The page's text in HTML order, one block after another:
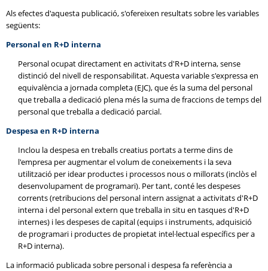
Als efectes d'aquesta publicació, s'ofereixen resultats sobre les variables
següents:
Personal en R+D interna
Personal ocupat directament en activitats d'R+D interna, sense
distinció del nivell de responsabilitat. Aquesta variable s'expressa en
equivalència a jornada completa (EJC), que és la suma del personal
que treballa a dedicació plena més la suma de fraccions de temps del
personal que treballa a dedicació parcial.
Despesa en R+D interna
Inclou la despesa en treballs creatius portats a terme dins de
l'empresa per augmentar el volum de coneixements i la seva
utilització per idear productes i processos nous o millorats (inclòs el
desenvolupament de programari). Per tant, conté les despeses
corrents (retribucions del personal intern assignat a activitats d'R+D
interna i del personal extern que treballa in situ en tasques d'R+D
internes) i les despeses de capital (equips i instruments, adquisició
de programari i productes de propietat intel·lectual específics per a
R+D interna).
La informació publicada sobre personal i despesa fa referència a